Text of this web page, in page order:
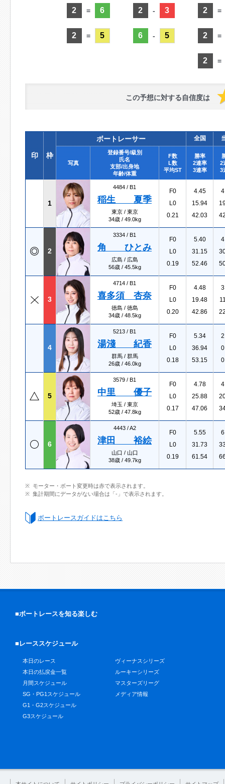
2 = 6
2 = 5
2 - 3
6 - 5
2 =
2 =
2 =
この予想に対する自信度は
印 枠
ボートレーサー 全国
写真
登録番号/級別
氏名
支部/出身地
年齢/体重
F数
L数
平均ST
勝率
2連率
3連率
2
3
1
4484 / B1
稲生 夏季
東京 / 東京
34歳 / 49.0kg
F0
L0
0.21
4.45
15.94
42.03
2
3334 / B1
角 ひとみ
広島 / 広島
56歳 / 45.5kg
F0
L0
0.19
5.40
31.15
52.46
3
4714 / B1
喜多須 杏奈
徳島 / 徳島
34歳 / 48.5kg
F0
L0
0.20
4.48
19.48
42.86
4
5213 / B1
湯淺 紀香
群馬 / 群馬
26歳 / 46.0kg
F0
L0
0.18
5.34
36.94
53.15
5
3579 / B1
中里 優子
埼玉 / 東京
52歳 / 47.8kg
F0
L0
0.17
4.78
25.88
47.06
6
4443 /A2
津田 裕絵
山口 / 山口
38歳 / 49.7kg
F0
L0
0.19
5.55
31.73
61.54
モーター・ボート変更時は赤で表示されます。
集計期間にデータがない場合は「-」で表示されます。
ボートレースガイドはこちら
■ボートレースを知る楽しむ
■レーススケジュール
本日のレース
本日の払戻金一覧
月間スケジュール
SG・PG1スケジュール
G1・G2スケジュール
G3スケジュール
ヴィーナスシリーズ
ルーキーシリーズ
マスターズリーグ
メディア情報